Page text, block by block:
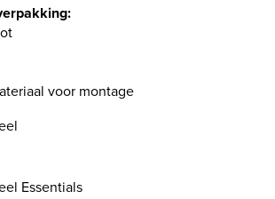
voor montage
Essentials